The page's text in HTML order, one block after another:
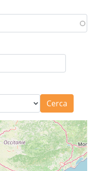
Cerca